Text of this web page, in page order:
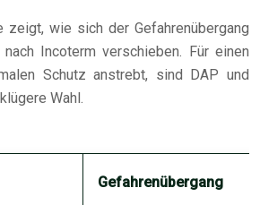
zeigt, wie sich der Gefahrenübergang
Incoterm verschieben. Für einen
Schutz anstrebt, sind DAP und
Wahl.
Gefahrenübergang